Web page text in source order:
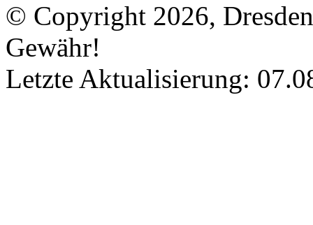
© Copyright 2026,
Gewähr!
Letzte Aktualisierung: